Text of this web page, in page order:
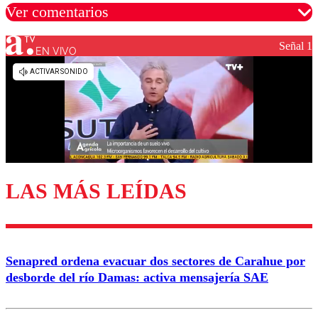
Ver comentarios
Los comentarios son moderados para garantizar un
diálogo respetuoso.
Enviar comentario
EN VIVO Señal 1
LAS MÁS LEÍDAS
Senapred ordena evacuar dos sectores de Carahue por
desborde del río Damas: activa mensajería SAE